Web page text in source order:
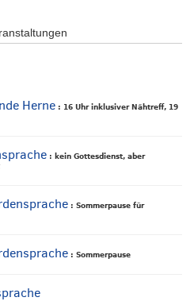
Herne : 16 Uhr inklusiver Nähtreff, 19
: kein Gottesdienst, aber
: Sommerpause für
: Sommerpause